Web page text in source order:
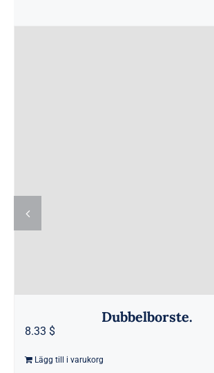
Dubbelborste.
8.33 $
Lägg till i varukorg